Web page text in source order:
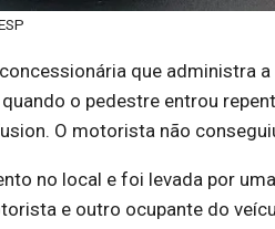
que administra a
o pedestre entrou
O motorista não
no local e foi levada por
e outro ocupante do